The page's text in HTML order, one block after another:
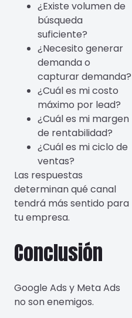
¿Existe volumen de
búsqueda
suficiente?
¿Necesito generar
demanda o
capturar demanda?
¿Cuál es mi costo
máximo por lead?
¿Cuál es mi margen
de rentabilidad?
¿Cuál es mi ciclo de
ventas?
Las respuestas
determinan qué canal
tendrá más sentido para
tu empresa.
Conclusión
Google Ads y Meta Ads
no son enemigos.